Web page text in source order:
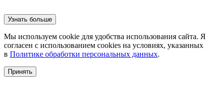
Узнать больше
Мы используем cookie для удобства использования сайта. Я
согласен с использованием cookies на условиях, указанных
в Политике обработки персональных данных.
Принять